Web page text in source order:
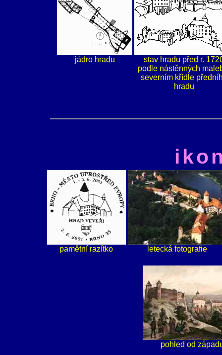
jádro hradu
stav hradu před r.
podle nástěnných
severním křídle
hradu
pamětní razítko letecká fotografie
pohled od